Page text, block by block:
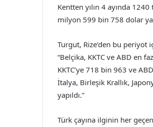
Kentten yılın 4 ayında
milyon 599 bin 758 dolar
Turgut, Rize’den bu
“Belçika, KKTC ve ABD en
KKTC’ye 718 bin 963 ve
İtalya, Birleşik Krallık,
yapıldı.”
Türk çayına ilginin her